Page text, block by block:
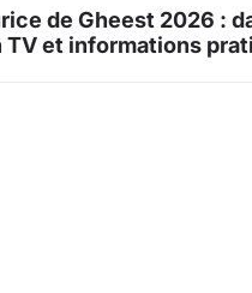
de Gheest 2026 :
et informations